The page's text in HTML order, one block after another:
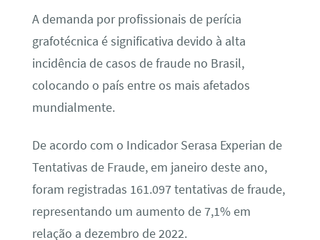
A demanda por profissionais de perícia
grafotécnica é significativa devido à alta
incidência de casos de fraude no Brasil,
colocando o país entre os mais afetados
mundialmente.
De acordo com o Indicador Serasa Experian de
Tentativas de Fraude, em janeiro deste ano,
foram registradas 161.097 tentativas de fraude,
representando um aumento de 7,1% em
relação a dezembro de 2022.